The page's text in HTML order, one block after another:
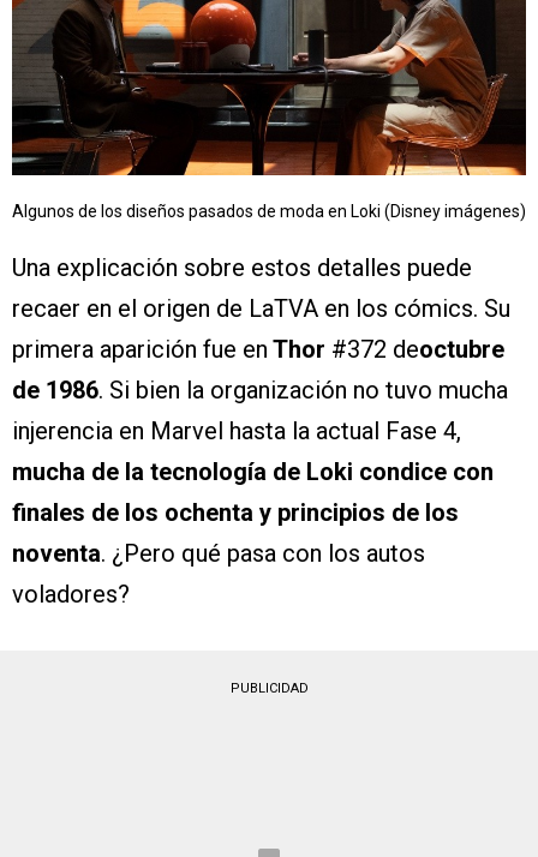
Algunos de los diseños pasados de moda en Loki (Disney imágenes)
Una explicación sobre estos detalles puede
recaer en el origen de LaTVA en los cómics. Su
primera aparición fue en Thor #372 deoctubre
de 1986. Si bien la organización no tuvo mucha
injerencia en Marvel hasta la actual Fase 4,
mucha de la tecnología de Loki condice con
finales de los ochenta y principios de los
noventa. ¿Pero qué pasa con los autos
voladores?
PUBLICIDAD